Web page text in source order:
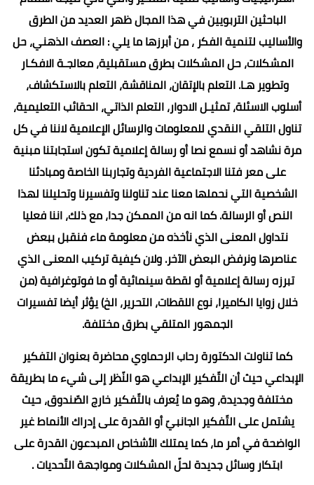
الباحثين التربويين في هذا المجال ظهر العديد من الطرق
والأساليب لتنمية الفكر ، من أبرزها ما يلي : العصف الذهني، حل
المشكلات، حل المشكلات بطرق مستقبلية، معالجـة الافكـار
وتطوير هـا. التعلم بالإتقان، المناقشة، التعلم بالاستكشاف،
أسلوب الاسئلة، تمثيـل الادوار، التعلم الذاتي، الحقائب التعليمية،
تناول التلقي النقدي للمعلومات والرسائل الإعلامية لاننا في كل
مرة نشاهد أو نسمع نصا أو رسالة إعلامية تكون استجابتنا مبنية
على معر فتنا الاجتماعية الفردية وتجاربنا الخاصة ومبادئنا
الشخصية التي نحملها معنا عند تناولنا وتفسيرنا وتحليلنا لهذا
النص أو الرسالة. كما انه من الممكن جدا، مع ذلك، اننا فعليا
نتداول المعنى الذي نأخذه من معلومة ماء فنقبل ببعض
عناصرها ونرفض البعض الآخر. ولان كيفية تركيب المعنى الذي
تبرزه رسالة إعلامية أو لقطة سينمائية أو ما فوتوغرافية (من
خلال زوايا الكاميرا، نوع اللقطات، التحرير، الخ) يؤثر أيضا تفسيرات
الجمهور المتلقي بطرق مختلفة.
كما تناولت الدكتورة رحاب الرحماوي محاضرة بعنوان التفكير
الإبداعي حيث أن التّفكير الإبداعي هو النّظر إلى شيء ما بطريقة
مختلفة وجديدة، وهو ما يُعرف بالتّفكير خارج الصّندوق، حيث
يشتمل على التّفكير الجانبيّ أو القدرة على إدراك الأنماط غير
الواضحة في أمر ما، كما يمتلك الأشخاص المبدعون القدرة على
ابتكار وسائل جديدة لحلّ المشكلات ومواجهة التّحديات .